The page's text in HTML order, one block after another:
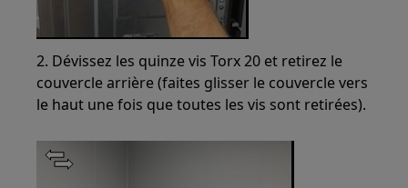
2. Dévissez les quinze vis Torx 20 et retirez le
couvercle arrière (faites glisser le couvercle vers
le haut une fois que toutes les vis sont retirées).